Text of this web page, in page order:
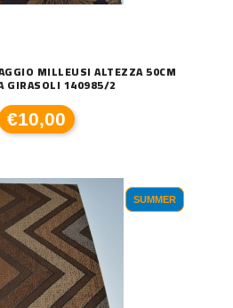
MILLEUSI ALTEZZA 50CM
GIRASOLI 140985/2
€10,00
SUMMER